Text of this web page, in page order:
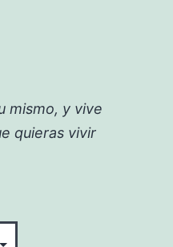
mismo, y vive
quieras vivir